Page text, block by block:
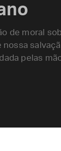
de moral
nossa
pelas